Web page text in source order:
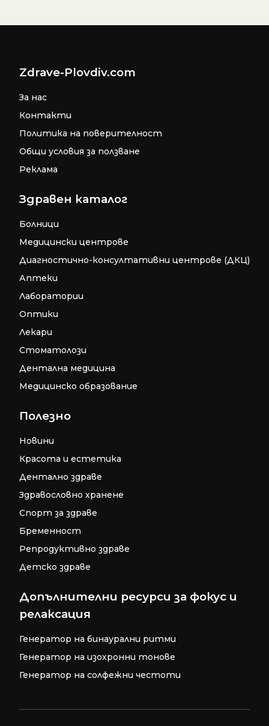
Zdrave-Plovdiv.com
За нас
Контакти
Политика на поверителност
Общи условия за ползване
Реклама
Здравен каталог
Болници
Медицински центрове
Диагностично-консултативни центрове (ДКЦ)
Аптеки
Лаборатории
Оптики
Лекари
Стоматолози
Дентална медицина
Медицинско образование
Полезно
Новини
Красота и естетика
Дентално здраве
Здравословно хранене
Спорт за здраве
Бременност
Репродуктивно здраве
Детско здраве
Допълнителни ресурси за фокус и
релаксация
Генератор на бинаурални ритми
Генератор на изохронни тонове
Генератор на солфежни честоти